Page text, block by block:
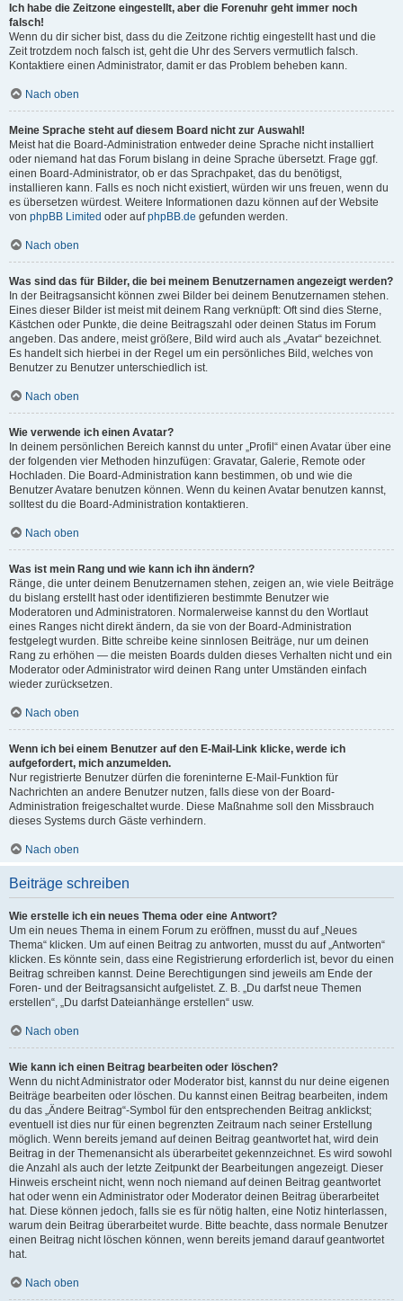
Ich habe die Zeitzone eingestellt, aber die Forenuhr geht immer noch
falsch!
Wenn du dir sicher bist, dass du die Zeitzone richtig eingestellt hast und die
Zeit trotzdem noch falsch ist, geht die Uhr des Servers vermutlich falsch.
Kontaktiere einen Administrator, damit er das Problem beheben kann.
Nach oben
Meine Sprache steht auf diesem Board nicht zur Auswahl!
Meist hat die Board-Administration entweder deine Sprache nicht installiert
oder niemand hat das Forum bislang in deine Sprache übersetzt. Frage ggf.
einen Board-Administrator, ob er das Sprachpaket, das du benötigst,
installieren kann. Falls es noch nicht existiert, würden wir uns freuen, wenn du
es übersetzen würdest. Weitere Informationen dazu können auf der Website
von phpBB Limited oder aufphpBB.de gefunden werden.
Nach oben
Was sind das für Bilder, die bei meinem Benutzernamen angezeigt werden?
In der Beitragsansicht können zwei Bilder bei deinem Benutzernamen stehen.
Eines dieser Bilder ist meist mit deinem Rang verknüpft: Oft sind dies Sterne,
Kästchen oder Punkte, die deine Beitragszahl oder deinen Status im Forum
angeben. Das andere, meist größere, Bild wird auch als „Avatar“ bezeichnet.
Es handelt sich hierbei in der Regel um ein persönliches Bild, welches von
Benutzer zu Benutzer unterschiedlich ist.
Nach oben
Wie verwende ich einen Avatar?
In deinem persönlichen Bereich kannst du unter „Profil“ einen Avatar über eine
der folgenden vier Methoden hinzufügen: Gravatar, Galerie, Remote oder
Hochladen. Die Board-Administration kann bestimmen, ob und wie die
Benutzer Avatare benutzen können. Wenn du keinen Avatar benutzen kannst,
solltest du die Board-Administration kontaktieren.
Nach oben
Was ist mein Rang und wie kann ich ihn ändern?
Ränge, die unter deinem Benutzernamen stehen, zeigen an, wie viele Beiträge
du bislang erstellt hast oder identifizieren bestimmte Benutzer wie
Moderatoren und Administratoren. Normalerweise kannst du den Wortlaut
eines Ranges nicht direkt ändern, da sie von der Board-Administration
festgelegt wurden. Bitte schreibe keine sinnlosen Beiträge, nur um deinen
Rang zu erhöhen — die meisten Boards dulden dieses Verhalten nicht und ein
Moderator oder Administrator wird deinen Rang unter Umständen einfach
wieder zurücksetzen.
Nach oben
Wenn ich bei einem Benutzer auf den E-Mail-Link klicke, werde ich
aufgefordert, mich anzumelden.
Nur registrierte Benutzer dürfen die foreninterne E-Mail-Funktion für
Nachrichten an andere Benutzer nutzen, falls diese von der Board-
Administration freigeschaltet wurde. Diese Maßnahme soll den Missbrauch
dieses Systems durch Gäste verhindern.
Nach oben
Beiträge schreiben
Wie erstelle ich ein neues Thema oder eine Antwort?
Um ein neues Thema in einem Forum zu eröffnen, musst du auf „Neues
Thema“ klicken. Um auf einen Beitrag zu antworten, musst du auf „Antworten“
klicken. Es könnte sein, dass eine Registrierung erforderlich ist, bevor du einen
Beitrag schreiben kannst. Deine Berechtigungen sind jeweils am Ende der
Foren- und der Beitragsansicht aufgelistet. Z. B. „Du darfst neue Themen
erstellen“, „Du darfst Dateianhänge erstellen“ usw.
Nach oben
Wie kann ich einen Beitrag bearbeiten oder löschen?
Wenn du nicht Administrator oder Moderator bist, kannst du nur deine eigenen
Beiträge bearbeiten oder löschen. Du kannst einen Beitrag bearbeiten, indem
du das „Ändere Beitrag“-Symbol für den entsprechenden Beitrag anklickst;
eventuell ist dies nur für einen begrenzten Zeitraum nach seiner Erstellung
möglich. Wenn bereits jemand auf deinen Beitrag geantwortet hat, wird dein
Beitrag in der Themenansicht als überarbeitet gekennzeichnet. Es wird sowohl
die Anzahl als auch der letzte Zeitpunkt der Bearbeitungen angezeigt. Dieser
Hinweis erscheint nicht, wenn noch niemand auf deinen Beitrag geantwortet
hat oder wenn ein Administrator oder Moderator deinen Beitrag überarbeitet
hat. Diese können jedoch, falls sie es für nötig halten, eine Notiz hinterlassen,
warum dein Beitrag überarbeitet wurde. Bitte beachte, dass normale Benutzer
einen Beitrag nicht löschen können, wenn bereits jemand darauf geantwortet
hat.
Nach oben